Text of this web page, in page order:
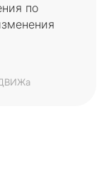
по